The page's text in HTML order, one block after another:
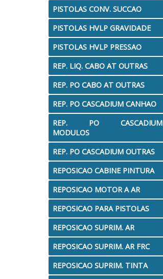
PISTOLAS CONV. SUCCAO
PISTOLAS HVLP GRAVIDADE
PISTOLAS HVLP PRESSAO
REP. LIQ. CABO AT OUTRAS
REP. PO CABO AT OUTRAS
REP. PO CASCADIUM CANHAO
REP. PO CASCADIUM
MODULOS
REP. PO CASCADIUM OUTRAS
REPOSICAO CABINE PINTURA
REPOSICAO MOTOR A AR
REPOSICAO PARA PISTOLAS
REPOSICAO SUPRIM. AR
REPOSICAO SUPRIM. AR FRC
REPOSICAO SUPRIM. TINTA